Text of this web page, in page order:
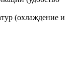
(охлаждение и